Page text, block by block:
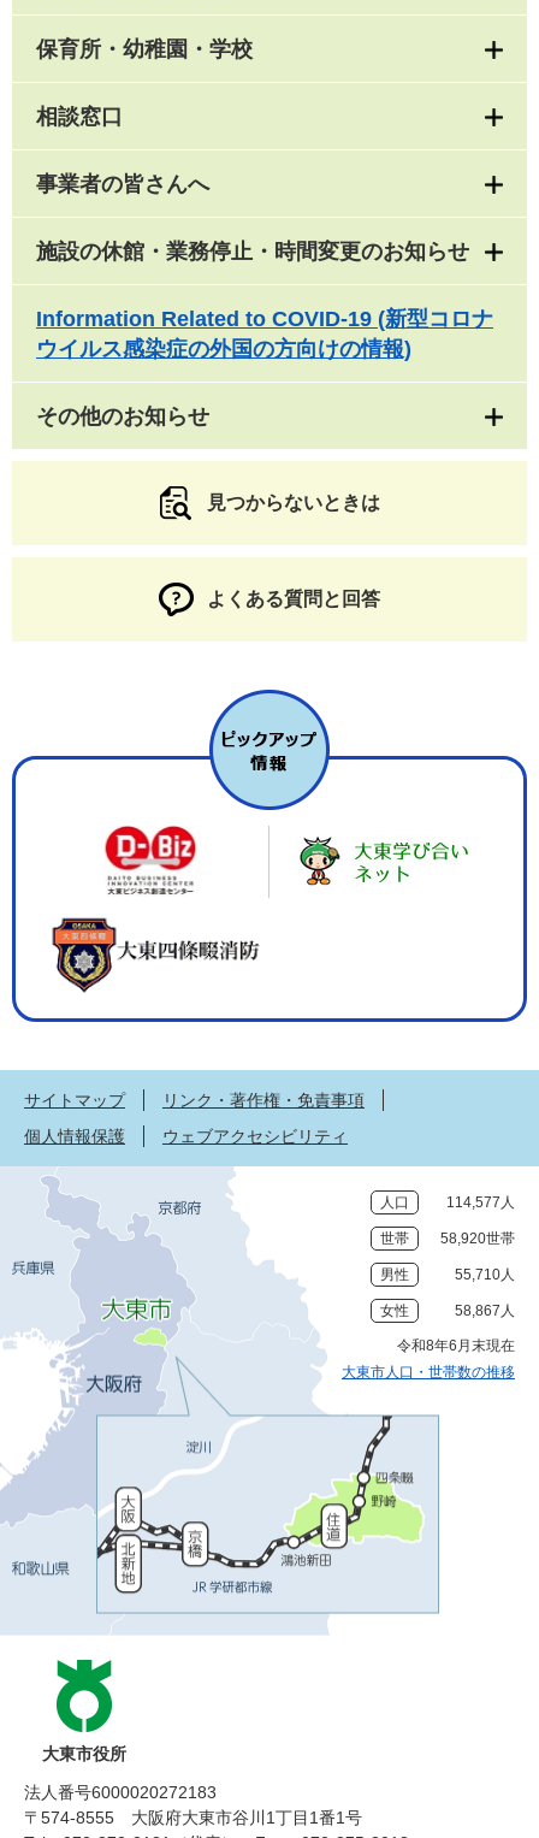
保育所・幼稚園・学校
相談窓口
事業者の皆さんへ
施設の休館・業務停止・時間変更のお知らせ
Information Related to COVID-19 (新型コロナ
ウイルス感染症の外国の方向けの情報)
その他のお知らせ
見つからないときは
よくある質問と回答
サイトマップ
リンク・著作権・免責事項
個人情報保護
ウェブアクセシビリティ
人口 114,577人
世帯 58,920世帯
男性 55,710人
女性 58,867人
令和8年6月末現在
大東市人口・世帯数の推移
大東市役所
法人番号6000020272183
〒574-8555 大阪府大東市谷川1丁目1番1号